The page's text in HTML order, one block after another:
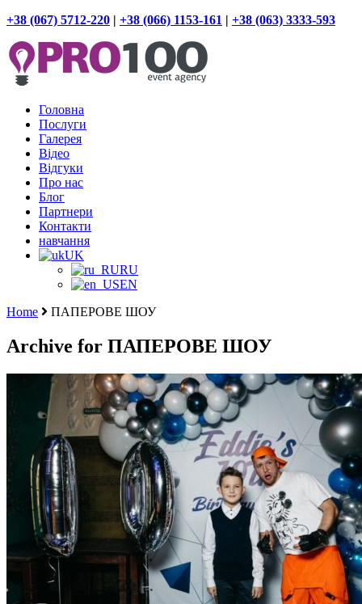
+38 (067) 5712-220 | +38 (066) 1153-161 | +38 (063) 3333-593
Головна
Послуги
Галерея
Відео
Відгуки
Про нас
Блог
Партнери
Контакти
навчання
UK
RU
EN
Home
ПАПЕРОВЕ ШОУ
Archive for ПАПЕРОВЕ ШОУ